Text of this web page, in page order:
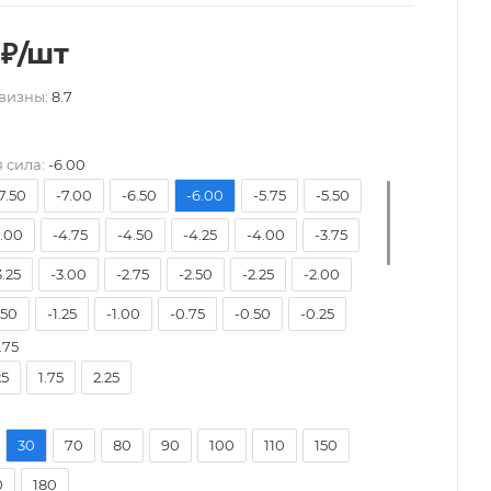
₽/шт
8.7
сила: -6.00
-7.00 -6.50 -6.00 -5.75 -5.50
-4.75 -4.50 -4.25 -4.00 -3.75
-3.00 -2.75 -2.50 -2.25 -2.00
-1.25 -1.00 -0.75 -0.50 -0.25
+2.25 +2.50
+4.00
1.75 2.25
30 70 80 90 100 110 150
180